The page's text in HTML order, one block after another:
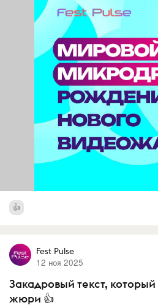
Fest Pulse
12 ноя 2025
Закадровый текст,
жюри 👍